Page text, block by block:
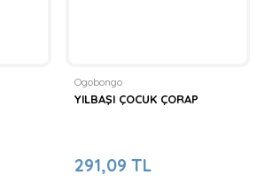
Ogobongo
YILBAŞI ÇOCUK ÇORAP
291,09 TL